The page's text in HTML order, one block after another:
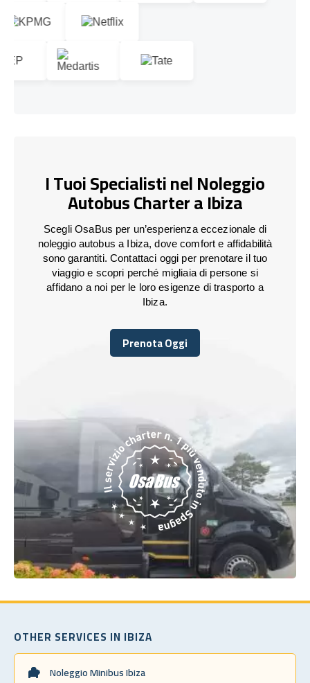
I Tuoi Specialisti nel Noleggio
Autobus Charter a Ibiza
Scegli OsaBus per un’esperienza eccezionale di
noleggio autobus a Ibiza, dove comfort e affidabilità
sono garantiti. Contattaci oggi per prenotare il tuo
viaggio e scopri perché migliaia di persone si
affidano a noi per le loro esigenze di trasporto a
Ibiza.
Prenota Oggi
Prenota Oggi
OTHER SERVICES IN IBIZA
Noleggio Minibus Ibiza